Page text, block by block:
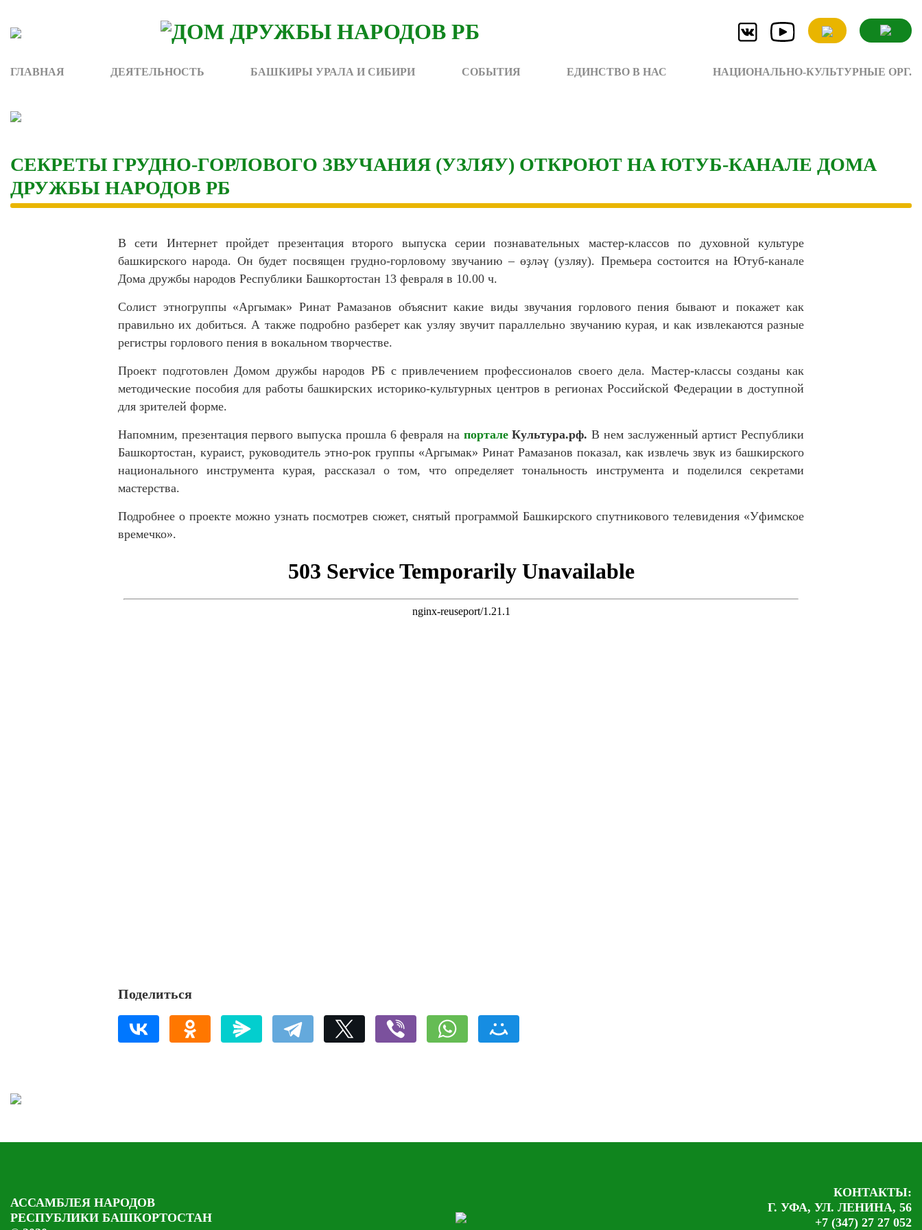
content
ГЛАВНАЯ ДЕЯТЕЛЬНОСТЬ БАШКИРЫ УРАЛА И СИБИРИ СОБЫТИЯ ЕДИНСТВО В НАС НАЦИОНАЛЬНО-КУЛЬТУРНЫЕ ОРГ.
СЕКРЕТЫ ГРУДНО-ГОРЛОВОГО ЗВУЧАНИЯ (УЗЛЯУ) ОТКРОЮТ НА ЮТУБ-КАНАЛЕ ДОМА
ДРУЖБЫ НАРОДОВ РБ
В сети Интернет пройдет презентация второго выпуска серии познавательных мастер-классов по духовной культуре
башкирского народа. Он будет посвящен грудно-горловому звучанию – өҙләү (узляу). Премьера состоится на Ютуб-канале
Дома дружбы народов Республики Башкортостан 13 февраля в 10.00 ч.
Солист этногруппы «Аргымак» Ринат Рамазанов объяснит какие виды звучания горлового пения бывают и покажет как
правильно их добиться. А также подробно разберет как узляу звучит параллельно звучанию курая, и как извлекаются разные
регистры горлового пения в вокальном творчестве.
Проект подготовлен Домом дружбы народов РБ с привлечением профессионалов своего дела. Мастер-классы созданы как
методические пособия для работы башкирских историко-культурных центров в регионах Российской Федерации в доступной
для зрителей форме.
Напомним, презентация первого выпуска прошла 6 февраля на порталеКультура.рф.В нем заслуженный артист Республики
Башкортостан, кураист, руководитель этно-рок группы «Аргымак» Ринат Рамазанов показал, как извлечь звук из башкирского
национального инструмента курая, рассказал о том, что определяет тональность инструмента и поделился секретами
мастерства.
Подробнее о проекте можно узнать посмотрев сюжет, снятый программой Башкирского спутникового телевидения «Уфимское
времечко».
Поделиться
АССАМБЛЕЯ НАРОДОВ
РЕСПУБЛИКИ БАШКОРТОСТАН
КОНТАКТЫ:
Г. УФА, УЛ. ЛЕНИНА, 56
+7 (347) 27 27 052